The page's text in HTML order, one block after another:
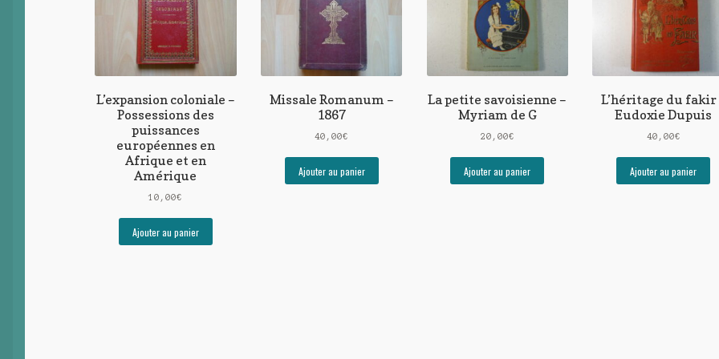
L’expansion coloniale –
Possessions des
puissances
européennes en
Afrique et en
Amérique
10,00€
Ajouter au panier
Missale Romanum –
1867
40,00€
Ajouter au panier
La petite savoisienne –
Myriam de G
20,00€
Ajouter au panier
L’héritage du fakir
Eudoxie Dupuis
40,00€
Ajouter au panier